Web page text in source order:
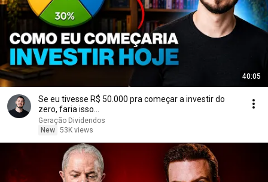
40:05
Se eu tivesse R$ 50.000 pra começar a investir do
zero, faria isso...
Geração Dividendos
New 53K views